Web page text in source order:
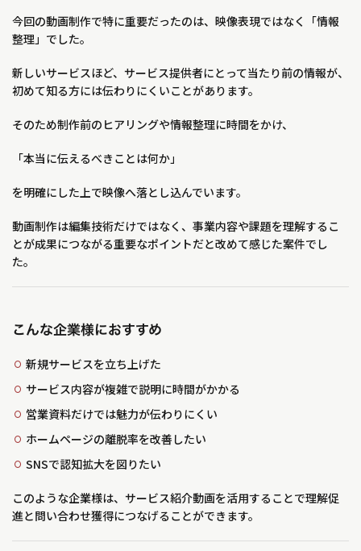
今回の動画制作で特に重要だったのは、映像表現ではなく「情報
整理」でした。
新しいサービスほど、サービス提供者にとって当たり前の情報が、
初めて知る方には伝わりにくいことがあります。
そのため制作前のヒアリングや情報整理に時間をかけ、
「本当に伝えるべきことは何か」
を明確にした上で映像へ落とし込んでいます。
動画制作は編集技術だけではなく、事業内容や課題を理解するこ
とが成果につながる重要なポイントだと改めて感じた案件でし
た。
こんな企業様におすすめ
新規サービスを立ち上げた
サービス内容が複雑で説明に時間がかかる
営業資料だけでは魅力が伝わりにくい
ホームページの離脱率を改善したい
SNSで認知拡大を図りたい
このような企業様は、サービス紹介動画を活用することで理解促
進と問い合わせ獲得につなげることができます。